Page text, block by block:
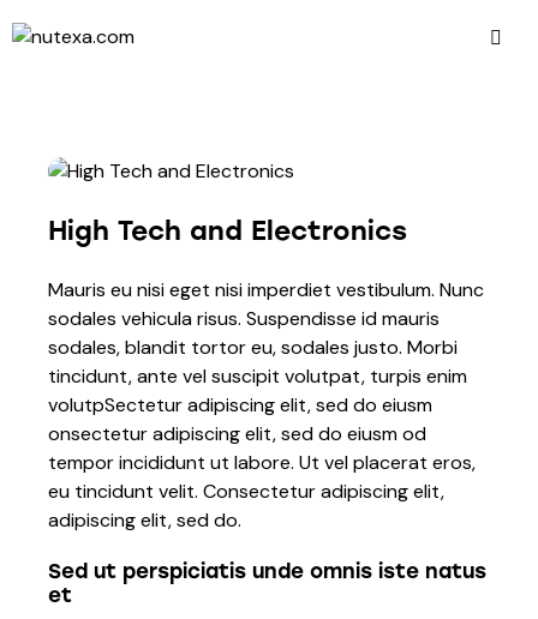
High Tech and Electronics
Mauris eu nisi eget nisi imperdiet vestibulum. Nunc
sodales vehicula risus. Suspendisse id mauris
sodales, blandit tortor eu, sodales justo. Morbi
tincidunt, ante vel suscipit volutpat, turpis enim
volutpSectetur adipiscing elit, sed do eiusm
onsectetur adipiscing elit, sed do eiusm od
tempor incididunt ut labore. Ut vel placerat eros,
eu tincidunt velit. Consectetur adipiscing elit,
adipiscing elit, sed do.
Sed ut perspiciatis unde omnis iste natus
et